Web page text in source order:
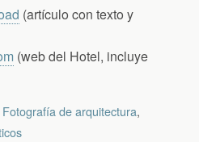
(artículo con texto y
(web del Hotel, incluye
Fotografía de arquitectura,